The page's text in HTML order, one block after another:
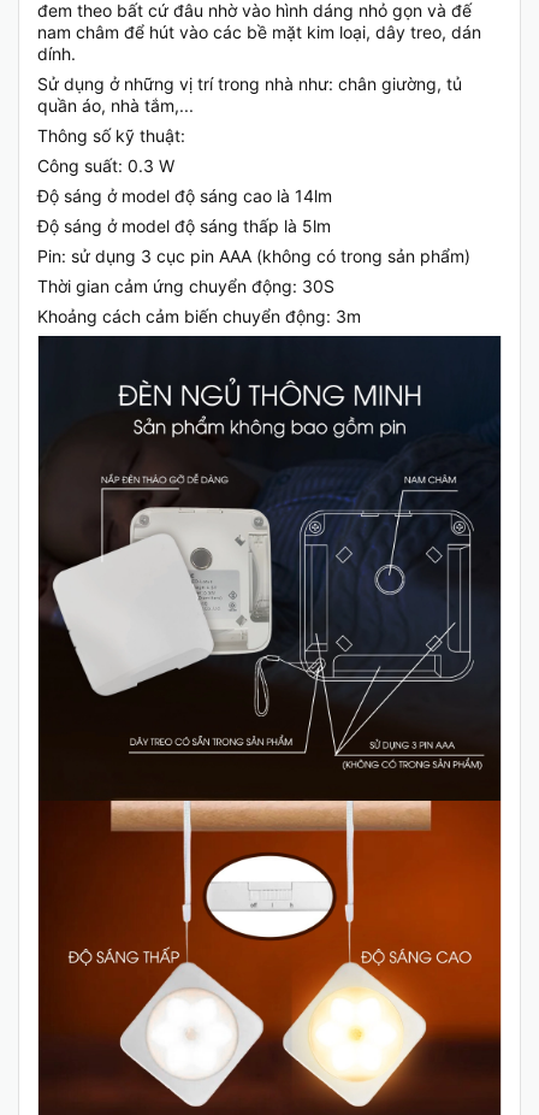
đem theo bất cứ đâu nhờ vào hình dáng nhỏ gọn và đế
nam châm để hút vào các bề mặt kim loại, dây treo, dán
dính.
Sử dụng ở những vị trí trong nhà như: chân giường, tủ
quần áo, nhà tắm,...
Thông số kỹ thuật:
Công suất: 0.3 W
Độ sáng ở model độ sáng cao là 14lm
Độ sáng ở model độ sáng thấp là 5lm
Pin: sử dụng 3 cục pin AAA (không có trong sản phẩm)
Thời gian cảm ứng chuyển động: 30S
Khoảng cách cảm biến chuyển động: 3m